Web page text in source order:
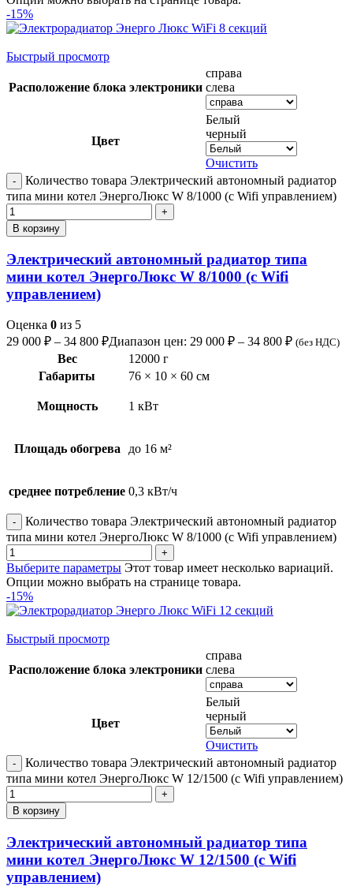
-15%
Быстрый просмотр
Расположение блока электроники
справа
слева
Цвет
Белый
черный
Очистить
Количество товара Электрический автономный радиатор
типа мини котел ЭнергоЛюкс W 8/1000 (с Wifi управлением)
В корзину
Электрический автономный радиатор типа
мини котел ЭнергоЛюкс W 8/1000 (с Wifi
управлением)
Оценка 0 из 5
29 000 ₽ – 34 800 ₽Диапазон цен: 29 000 ₽ – 34 800 ₽ (без НДС)
Вес
12000 г
Габариты
76 × 10 × 60 см
Мощность 1 кВт
Площадь обогрева до 16 м²
среднее потребление 0,3 кВт/ч
Количество товара Электрический автономный радиатор
типа мини котел ЭнергоЛюкс W 8/1000 (с Wifi управлением)
Выберите параметры Этот товар имеет несколько вариаций.
Опции можно выбрать на странице товара.
-15%
Быстрый просмотр
Расположение блока электроники
справа
слева
Цвет
Белый
черный
Очистить
Количество товара Электрический автономный радиатор
типа мини котел ЭнергоЛюкс W 12/1500 (с Wifi управлением)
В корзину
Электрический автономный радиатор типа
мини котел ЭнергоЛюкс W 12/1500 (с Wifi
управлением)